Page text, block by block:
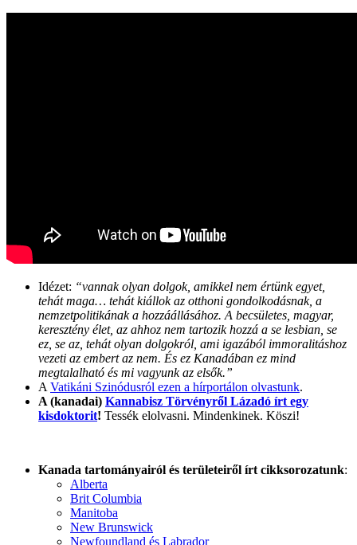
Idézet: “vannak olyan dolgok, amikkel nem értünk egyet,
tehát maga… tehát kiállok az otthoni gondolkodásnak, a
nemzetpolitikának a hozzáállásához. A becsületes, magyar,
keresztény élet, az ahhoz nem tartozik hozzá a se lesbian, se
ez, se az, tehát olyan dolgokról, ami igazából immoralitáshoz
vezeti az embert az nem. És ez Kanadában ez mind
megtalalható és mi vagyunk az elsők.”
A Vatikáni Szinódusról ezen a hírportálon olvastunk.
A (kanadai) Kannabisz Törvényről Lázadó írt egy
kisdoktorit! Tessék elolvasni. Mindenkinek. Köszi!
Kanada tartományairól és területeiről írt cikksorozatunk:
Alberta
Brit Columbia
Manitoba
New Brunswick
Newfoundland és Labrador